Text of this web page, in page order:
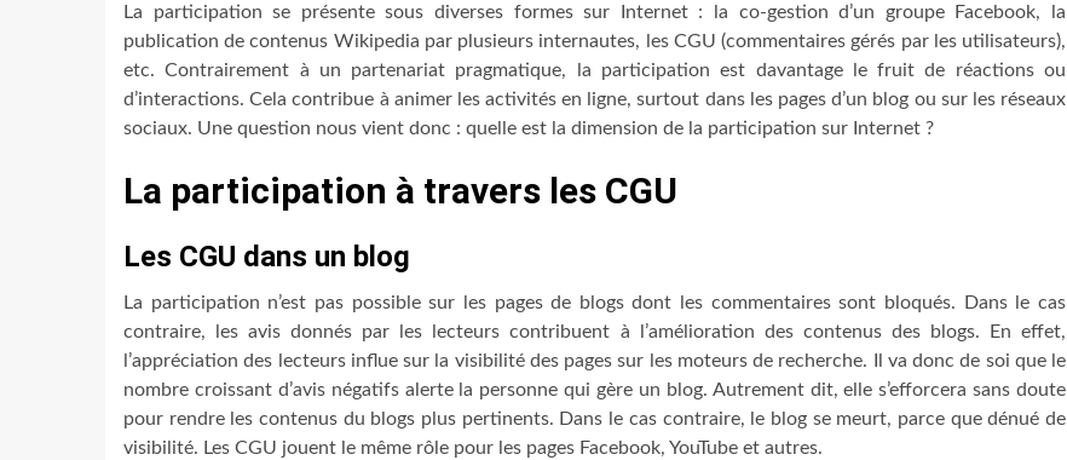
La participation se présente sous diverses formes sur Internet : la co-gestion d’un groupe Facebook, la
publication de contenus Wikipedia par plusieurs internautes, les CGU (commentaires gérés par les utilisateurs),
etc. Contrairement à un partenariat pragmatique, la participation est davantage le fruit de réactions ou
d’interactions. Cela contribue à animer les activités en ligne, surtout dans les pages d’un blog ou sur les réseaux
sociaux. Une question nous vient donc : quelle est la dimension de la participation sur Internet ?
La participation à travers les CGU
Les CGU dans un blog
La participation n’est pas possible sur les pages de blogs dont les commentaires sont bloqués. Dans le cas
contraire, les avis donnés par les lecteurs contribuent à l’amélioration des contenus des blogs. En effet,
l’appréciation des lecteurs influe sur la visibilité des pages sur les moteurs de recherche. Il va donc de soi que le
nombre croissant d’avis négatifs alerte la personne qui gère un blog. Autrement dit, elle s’efforcera sans doute
pour rendre les contenus du blogs plus pertinents. Dans le cas contraire, le blog se meurt, parce que dénué de
visibilité. Les CGU jouent le même rôle pour les pages Facebook, YouTube et autres.